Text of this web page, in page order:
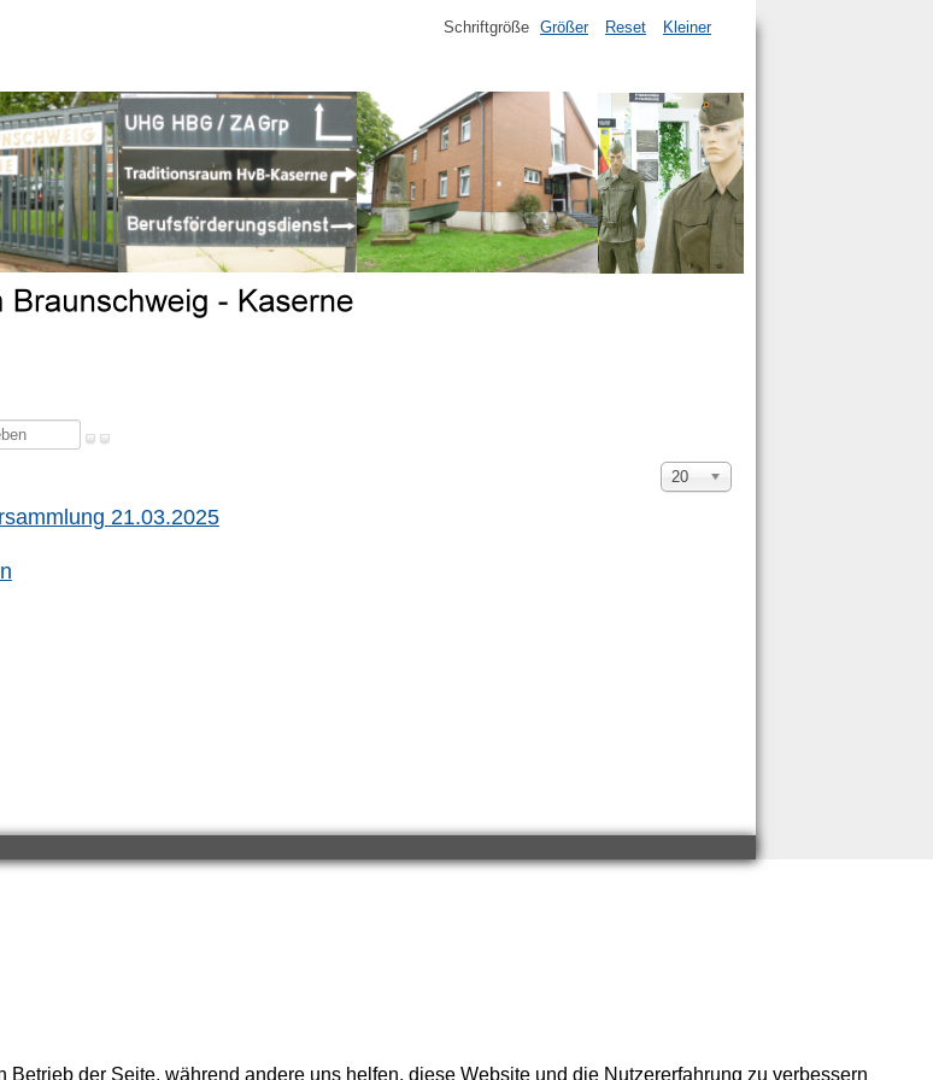
Schriftgröße Größer Reset Kleiner
Anzeige
20
21.03.2025
der Seite, während andere uns helfen, diese Website und die Nutzererfahrung zu verbessern